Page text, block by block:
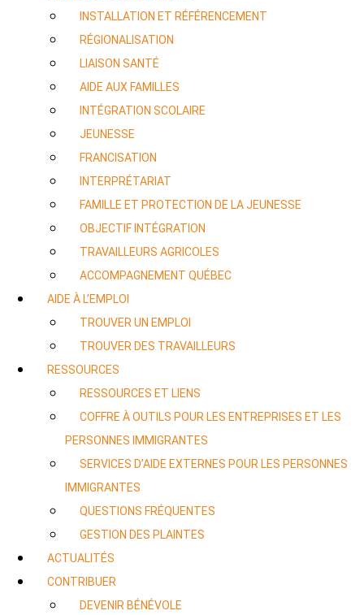
INSTALLATION ET RÉFÉRENCEMENT
RÉGIONALISATION
LIAISON SANTÉ
AIDE AUX FAMILLES
INTÉGRATION SCOLAIRE
JEUNESSE
FRANCISATION
INTERPRÉTARIAT
FAMILLE ET PROTECTION DE LA JEUNESSE
OBJECTIF INTÉGRATION
TRAVAILLEURS AGRICOLES
ACCOMPAGNEMENT QUÉBEC
AIDE À L’EMPLOI
TROUVER UN EMPLOI
TROUVER DES TRAVAILLEURS
RESSOURCES
RESSOURCES ET LIENS
COFFRE À OUTILS POUR LES ENTREPRISES ET LES
PERSONNES IMMIGRANTES
SERVICES D’AIDE EXTERNES POUR LES PERSONNES
IMMIGRANTES
QUESTIONS FRÉQUENTES
GESTION DES PLAINTES
ACTUALITÉS
CONTRIBUER
DEVENIR BÉNÉVOLE